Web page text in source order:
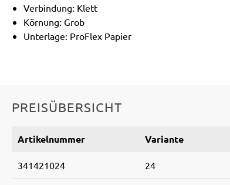
Verbindung: Klett
Körnung: Grob
Unterlage: ProFlex Papier
PREISÜBERSICHT
Artikelnummer Variante
341421024 24